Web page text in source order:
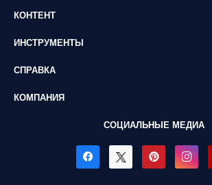
КОНТЕНТ
ИНСТРУМЕНТЫ
СПРАВКА
КОМПАНИЯ
СОЦИАЛЬНЫЕ МЕДИА